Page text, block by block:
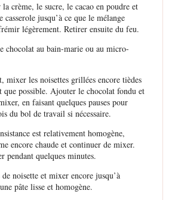
crème, le sucre, le cacao en poudre et
casserole jusqu’à ce que le mélange
légèrement. Retirer ensuite du feu.
chocolat au bain-marie ou au micro-
mixer les noisettes grillées encore tièdes
que possible. Ajouter le chocolat fondu et
en faisant quelques pauses pour
du bol de travail si nécessaire.
est relativement homogène,
encore chaude et continuer de mixer.
pendant quelques minutes.
noisette et mixer encore jusqu’à
pâte lisse et homogène.